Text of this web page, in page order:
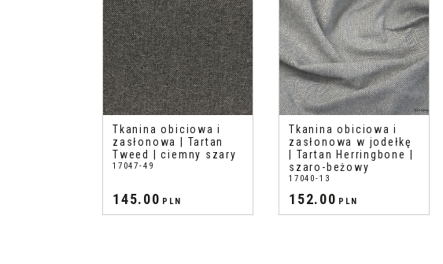
Tkanina obiciowa i
zasłonowa | Tartan
Tweed | ciemny szary
17047-49
145.00 PLN
Tkanina obiciowa i
zasłonowa w jodełkę
| Tartan Herringbone |
szaro-beżowy
17040-13
152.00 PLN